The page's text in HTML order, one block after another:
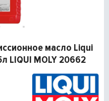
масло Liqui
LIQUI MOLY 20662